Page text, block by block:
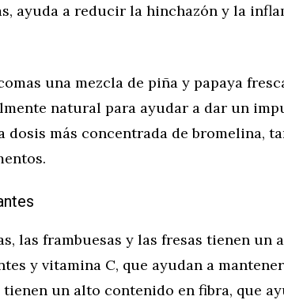
ayuda a reducir la hinchazón y la
una mezcla de piña y papaya
natural para ayudar a dar un
dosis más concentrada de bromelina,
las frambuesas y las fresas tienen un
y vitamina C, que ayudan a
tienen un alto contenido en fibra, que